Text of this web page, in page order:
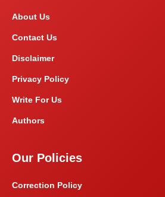
About Us
Contact Us
Disclaimer
Privacy Policy
Write For Us
Authors
Our Policies
Correction Policy